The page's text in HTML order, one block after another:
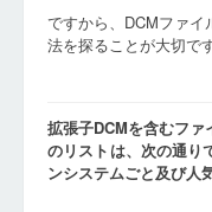
ですから、DCMファ
法を探ることが大切です
拡張子DCMを含むフ
のリストは、次の通り
ンシステムごと及び人